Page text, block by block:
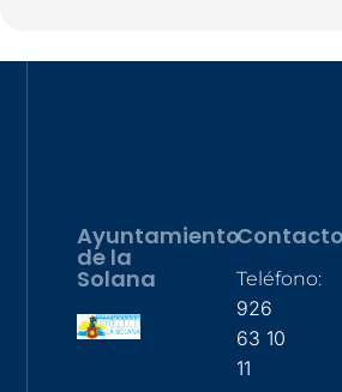
Ayuntamiento
de la
Solana
Contacto
Teléfono:
926
63 10
11